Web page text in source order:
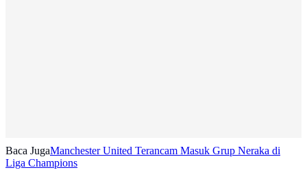
Baca JugaManchester United Terancam Masuk Grup Neraka di
Liga Champions